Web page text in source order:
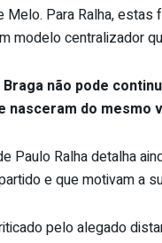
Melo. Para Ralha,
modelo centralizador
Braga não pode
nasceram do mesmo
Paulo Ralha detalha
e que motivam a
pelo alegado